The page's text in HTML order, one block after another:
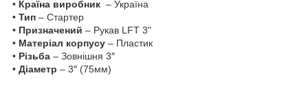
• Країна виробник – Україна
• Тип – Стартер
• Призначений – Рукав LFT 3"
• Матеріал корпусу – Пластик
• Різьба – Зовнішня 3″
• Діаметр – 3″ (75мм)